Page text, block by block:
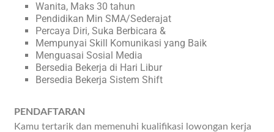
Wanita, Maks 30 tahun
Pendidikan Min SMA/Sederajat
Percaya Diri, Suka Berbicara &
Mempunyai Skill Komunikasi yang Baik
Menguasai Sosial Media
Bersedia Bekerja di Hari Libur
Bersedia Bekerja Sistem Shift
PENDAFTARAN
Kamu tertarik dan memenuhi kualifikasi lowongan kerja